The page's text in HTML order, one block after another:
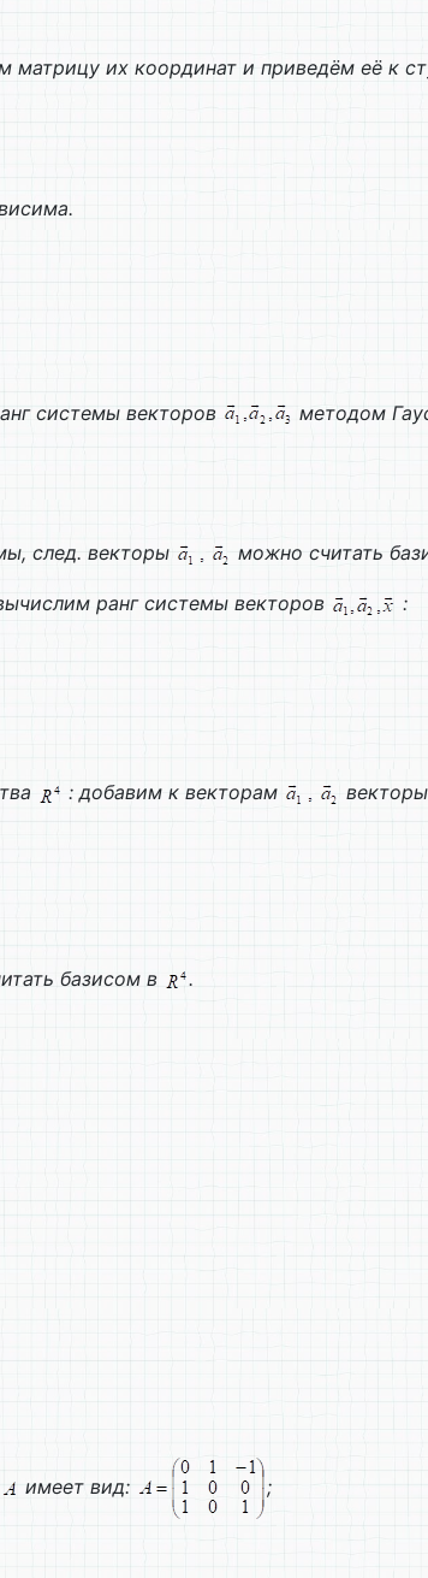
матрицу их координат и приведём её к
системы векторов методом
след. векторы можно считать
ранг системы векторов :
: добавим к векторам векторы
базисом в .
имеет вид: ;